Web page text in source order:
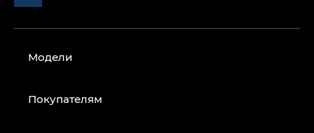
Модели
Покупателям